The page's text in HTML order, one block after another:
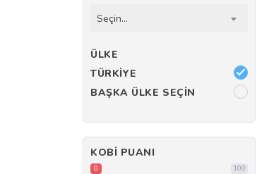
Seçin...
ÜLKE
TÜRKIYE
BAŞKA ÜLKE SEÇIN
KOBI PUANI
100
0